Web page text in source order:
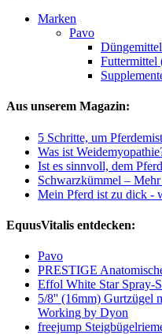
Marken
Pavo
Futtermittel
Aus unserem Magazin:
5 Schritte, um
Was ist
Ist es sinnvoll, dem
Schwarzkümmel –
Mein Pferd ist zu dick -
EquusVitalis entdecken:
Pavo
PRESTIGE
Effol White Star Spray-
5/8'' (16mm) Gurtzügel
Working by Dyon
freejump